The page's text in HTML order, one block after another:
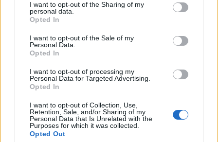
I want to opt-out of the Sharing of my
personal data.
Opted In
I want to opt-out of the Sale of my
Personal Data.
Opted In
I want to opt-out of processing my
Personal Data for Targeted Advertising.
Opted In
I want to opt-out of Collection, Use,
Retention, Sale, and/or Sharing of my
Personal Data that Is Unrelated with the
Purposes for which it was collected.
Opted Out
Η Ελλάδα ψηφίστηκε στη Νορβηγία ως ο
καλύτερος τουριστικός προορισμός για το
NEWSROOM /17 Ιαν 2024